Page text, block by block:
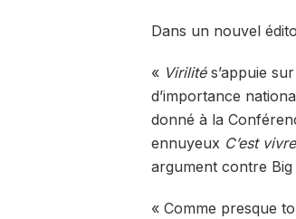
Dans un nouvel
« Virilité s’appuie
d’importance
donné à la
ennuyeux C’est vivre
argument contre Big
« Comme presque